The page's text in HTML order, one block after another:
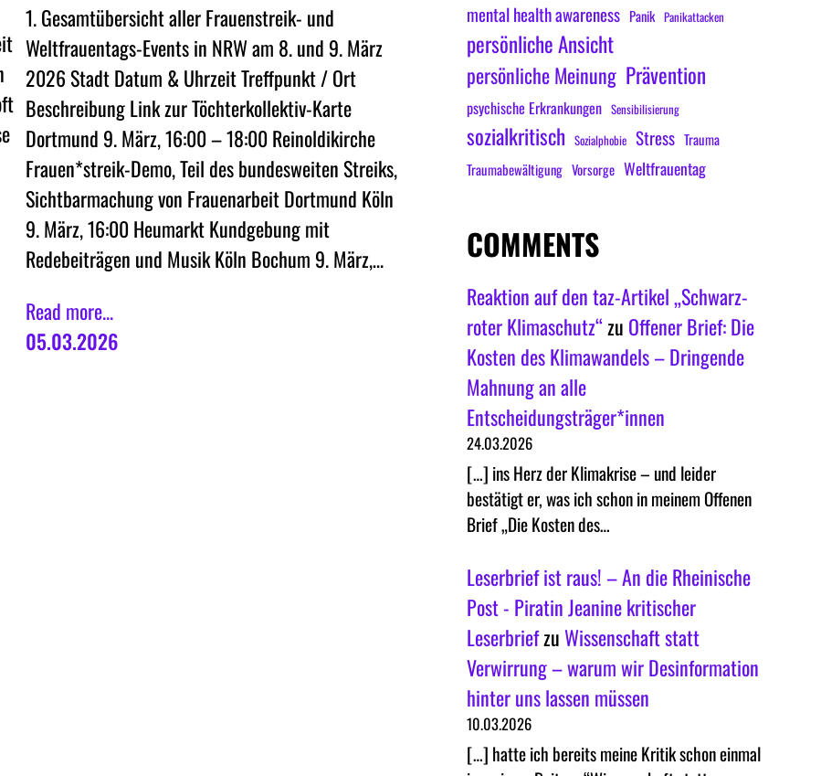
1. Gesamtübersicht aller Frauenstreik- und
Weltfrauentags-Events in NRW am 8. und 9. März
2026 Stadt Datum & Uhrzeit Treffpunkt / Ort
Beschreibung Link zur Töchterkollektiv-Karte
Dortmund 9. März, 16:00 – 18:00 Reinoldikirche
Frauen*streik-Demo, Teil des bundesweiten Streiks,
Sichtbarmachung von Frauenarbeit Dortmund Köln
9. März, 16:00 Heumarkt Kundgebung mit
Redebeiträgen und Musik Köln Bochum 9. März,…
Read more...
05.03.2026
mental health awareness Panik Panikattacken
persönliche Ansicht
persönliche Meinung Prävention
psychische Erkrankungen Sensibilisierung
sozialkritisch Sozialphobie Stress Trauma
Traumabewältigung Vorsorge Weltfrauentag
COMMENTS
Reaktion auf den taz-Artikel „Schwarz-
roter Klimaschutz“zu Offener Brief: Die
Kosten des Klimawandels – Dringende
Mahnung an alle
Entscheidungsträger*innen
24.03.2026
[…] ins Herz der Klimakrise – und leider
bestätigt er, was ich schon in meinem Offenen
Brief „Die Kosten des…
Leserbrief ist raus! – An die Rheinische
Post - Piratin Jeanine kritischer
LeserbriefzuWissenschaft statt
Verwirrung – warum wir Desinformation
hinter uns lassen müssen
10.03.2026
[…] hatte ich bereits meine Kritik schon einmal